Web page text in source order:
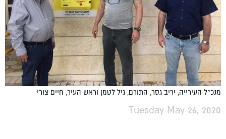
מנכ״ל העירייה, יריב גסר, התורם, גיל לטמן וראש העיר, חיים צורי
Tuesday May 26, 2020